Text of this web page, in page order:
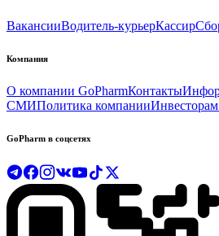
ВакансииВодитель-курьерКассир
Компания
О компании GoPharmКонтакты
СМИПолитика компании
GoPharm в соцсетях